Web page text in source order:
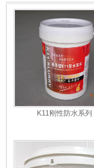
K11刚性防水系列